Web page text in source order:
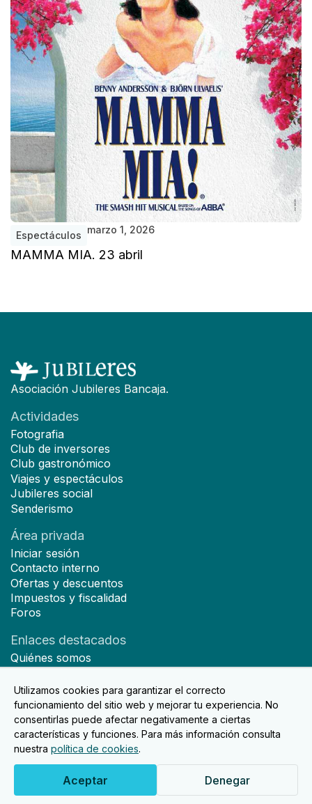
Utilizamos cookies para garantizar el correcto
funcionamiento del sitio web y mejorar tu experiencia. No
consentirlas puede afectar negativamente a ciertas
características y funciones. Para más información consulta
nuestra política de cookies.
Aceptar Denegar
Espectáculos marzo 1, 2026
MAMMA MIA. 23 abril
Asociación Jubileres Bancaja.
Actividades
Fotografia
Club de inversores
Club gastronómico
Viajes y espectáculos
Jubileres social
Senderismo
Área privada
Iniciar sesión
Contacto interno
Ofertas y descuentos
Impuestos y fiscalidad
Foros
Enlaces destacados
Quiénes somos
Hazte socio
Noticias
Contacto
2026© Diseñado y desarrollado por Doko Studio.
Aviso Legal
Política de cookies